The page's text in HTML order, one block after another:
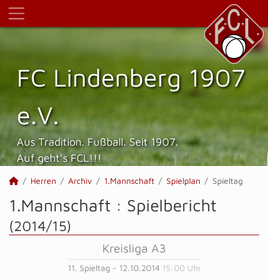
FC Lindenberg 1907
e.V.
Aus Tradition. Fußball. Seit 1907.
Auf geht's FCL!!!
Herren Archiv 1.Mannschaft Spielplan Spieltag
1.Mannschaft : Spielbericht
(2014/15)
Kreisliga A3
11. Spieltag - 12.10.2014 15:00 Uhr